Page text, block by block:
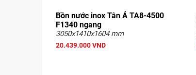
Bồn nước inox Tân Á TA8-4500
F1340 ngang
3050x1410x1604 mm
20.439.000 VND